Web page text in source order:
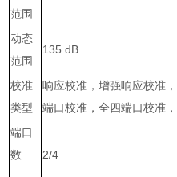
范围
动态
范围
135 dB
校准
类型
响应校准，增强响应校准
端口校准，全四端口校准，
端口
数
2/4